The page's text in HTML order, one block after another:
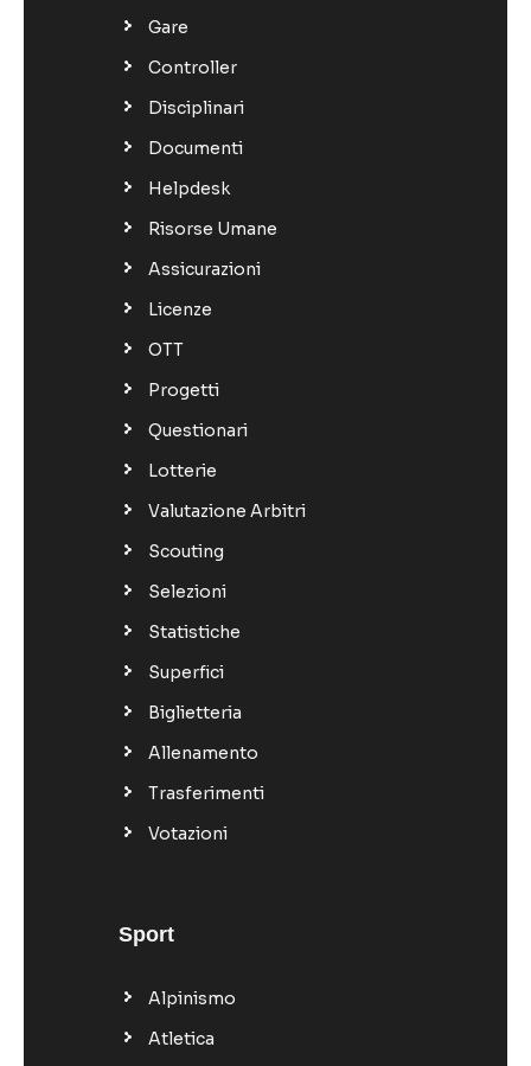
Gare
Controller
Disciplinari
Documenti
Helpdesk
Risorse Umane
Assicurazioni
Licenze
OTT
Progetti
Questionari
Lotterie
Valutazione Arbitri
Scouting
Selezioni
Statistiche
Superfici
Biglietteria
Allenamento
Trasferimenti
Votazioni
Sport
Alpinismo
Atletica